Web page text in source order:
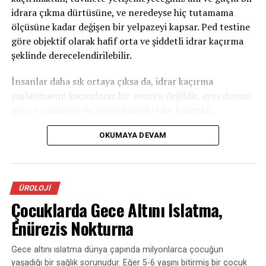
hangi şekilde (lokal ya da genel anestezi) yapılıyor olursa
olsun, sünnetin cerrahi bir işlem olduğu
unutulmamalıdır. Ameliyathane şartlarında
sterilizasyon koşullarının sağlandığı uygun
idrara çıkma dürtüsüne, ve neredeyse hiç tutamama
ölçüsüne kadar değişen bir yelpazeyi kapsar. Ped testine
göre objektif olarak hafif orta ve şiddetli idrar kaçırma
şeklinde derecelendirilebilir.
İnsanlar daha sık ortaya çıksa da, idrar kaçırma
yaşlanmanın kaçınılmaz bir sonucu değildir, aynı durum
erkeklere göre idrar kaçırma sorunu daha fazla
görülmektedir (Kadınlarda: %6-40, Erkeklerde ise: %17-
İdrar Kaçırma Tipleri
1-Stres inkontinans(idrar kaçırma):Stres tipi idrar
kaçırma; öksürme, hapşırma, gülme, egzersiz yapma
veya ağır bişey kaldırma gibi stres ve efor durumların
oluşan idrar kaçırmayı ifade eder. Bu zorlamalar
sırasında mesane içindeki basınç artar, idrar tutmayı
OKUMAYA DEVAM
ÜROLOJI
Çocuklarda Gece Altını Islatma,
Enürezis Nokturna
Gece altını ıslatma dünya çapında milyonlarca çocuğun
yaşadığı bir sağlık sorunudur. Eğer 5-6 yaşını bitirmiş bir çocuk